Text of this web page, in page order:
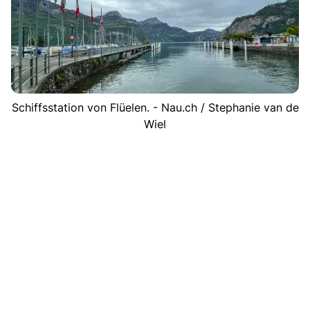
Schiffsstation von Flüelen. - Nau.ch / Stephanie van de
Wiel